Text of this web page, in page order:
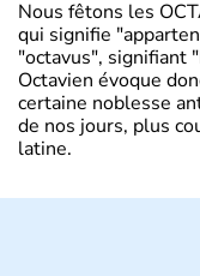
Nous fêtons les
qui signifie
"octavus", signifiant
Octavien évoque
certaine noblesse
de nos jours, plus
latine.